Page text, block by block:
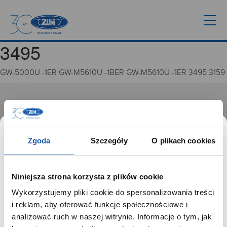
Zgoda Szczegóły O plikach cookies
Niniejsza strona korzysta z plików cookie
Wykorzystujemy pliki cookie do spersonalizowania treści
i reklam, aby oferować funkcje społecznościowe i
analizować ruch w naszej witrynie. Informacje o tym, jak
3495
GW-5000U -1ER GW-M5610U -1BER GW-M5610U -1ER 3495 3159
GRUPA ZIBI
Historia
Misja, wizja i wartości Grupy Zibi
Ważne daty
Zgoda na ciasteczka
PRODUKTY
Zegarki
SZANOWNY UŻYTKOWNIKU,
SZANOWNA UŻYTKOWNICZKO